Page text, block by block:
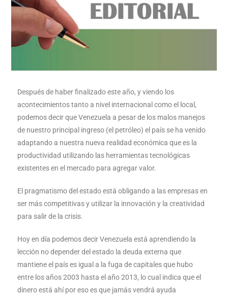
Después de haber finalizado este año, y viendo los
acontecimientos tanto a nivel internacional como el local,
podemos decir que Venezuela a pesar de los malos manejos
de nuestro principal ingreso (el petróleo) el país se ha venido
adaptando a nuestra nueva realidad económica que es la
productividad utilizando las herramientas tecnológicas
existentes en el mercado para agregar valor.
El pragmatismo del estado está obligando a las empresas en
ser más competitivas y utilizar la innovación y la creatividad
para salir de la crisis.
Hoy en día podemos decir Venezuela está aprendiendo la
lección no depender del estado la deuda externa que
mantiene el país es igual a la fuga de capitales que hubo
entre los años 2003 hasta el año 2013, lo cual indica que el
dinero está ahí por eso es que jamás vendrá ayuda